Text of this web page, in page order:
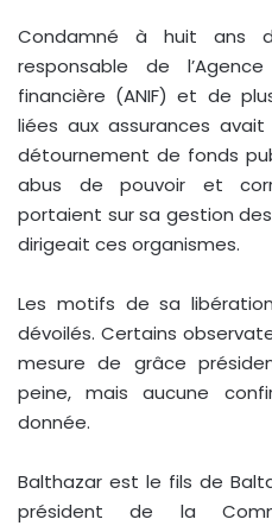
Condamné à huit ans
responsable de
financière (ANIF) et de
liées aux assurances
détournement de fonds
abus de pouvoir et
portaient sur sa gestion
dirigeait ces organismes.
Les motifs de sa
dévoilés. Certains
mesure de grâce
peine, mais aucune
donnée.
Balthazar est le fils de
président de la